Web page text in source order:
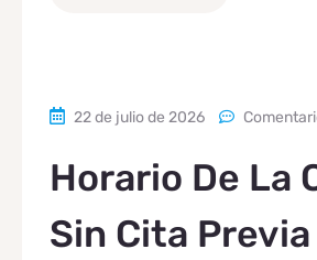
22 de julio de 2026
Horario De La
Sin Cita Previa